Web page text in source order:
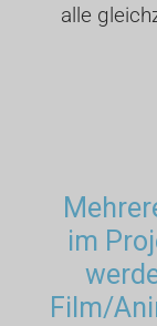
alle
im
Film/